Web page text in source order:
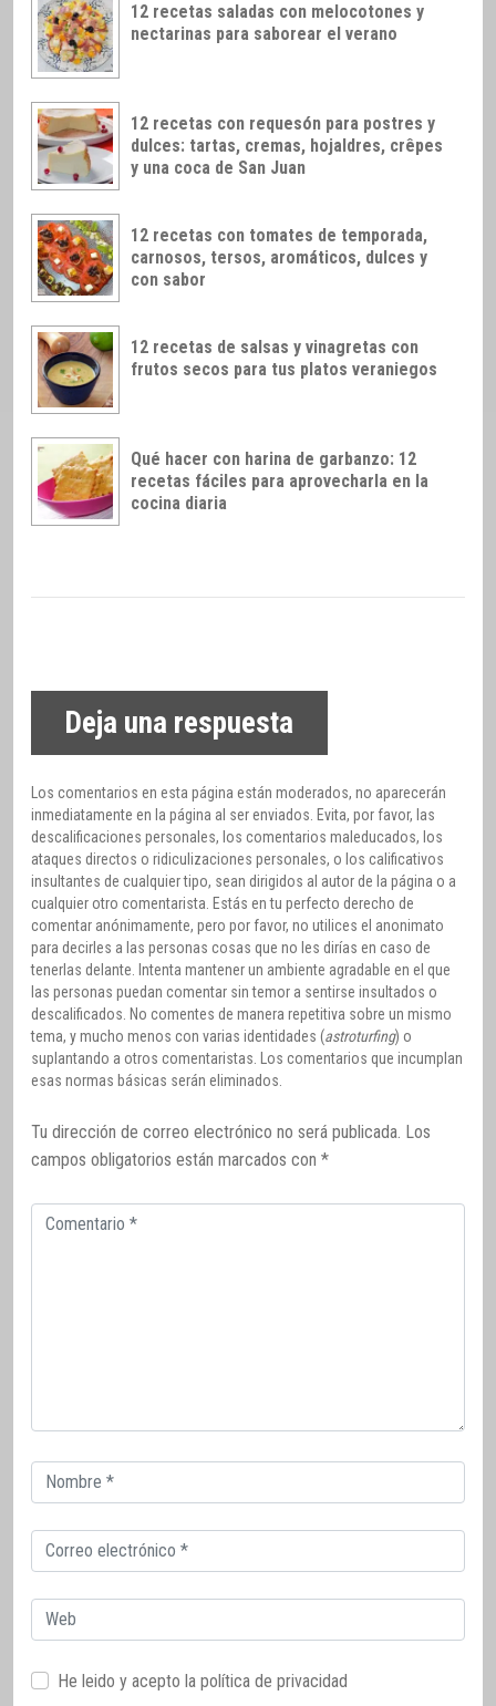
12 recetas saladas con melocotones y
nectarinas para saborear el verano
12 recetas con requesón para postres y
dulces: tartas, cremas, hojaldres, crêpes
y una coca de San Juan
12 recetas con tomates de temporada,
carnosos, tersos, aromáticos, dulces y
con sabor
12 recetas de salsas y vinagretas con
frutos secos para tus platos veraniegos
Qué hacer con harina de garbanzo: 12
recetas fáciles para aprovecharla en la
cocina diaria
Deja una respuesta
Los comentarios en esta página están moderados, no aparecerán
inmediatamente en la página al ser enviados. Evita, por favor, las
descalificaciones personales, los comentarios maleducados, los
ataques directos o ridiculizaciones personales, o los calificativos
insultantes de cualquier tipo, sean dirigidos al autor de la página o a
cualquier otro comentarista. Estás en tu perfecto derecho de
comentar anónimamente, pero por favor, no utilices el anonimato
para decirles a las personas cosas que no les dirías en caso de
tenerlas delante. Intenta mantener un ambiente agradable en el que
las personas puedan comentar sin temor a sentirse insultados o
descalificados. No comentes de manera repetitiva sobre un mismo
tema, y mucho menos con varias identidades (astroturfing) o
suplantando a otros comentaristas. Los comentarios que incumplan
esas normas básicas serán eliminados.
Tu dirección de correo electrónico no será publicada. Los
campos obligatorios están marcados con *
Comentario
Correo
electrónico
Correo
electrónico
Web
He leido y acepto la política de privacidad